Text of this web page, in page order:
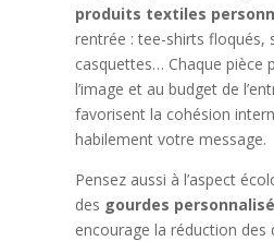
produits textiles
rentrée : tee-shirts floqués,
casquettes… Chaque pièce
l’image et au budget de
favorisent la cohésion
habilement votre message.
Pensez aussi à l’aspect
des gourdes
encourage la réduction des